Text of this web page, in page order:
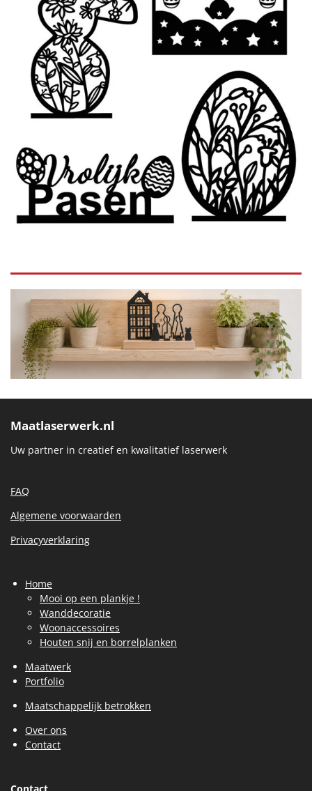
Maatlaserwerk.nl
Uw partner in creatief en kwalitatief laserwerk
FAQ
Algemene voorwaarden
Privacyverklaring
Home
Mooi op een plankje !
Wanddecoratie
Woonaccessoires
Houten snij en borrelplanken
Maatwerk
Portfolio
Maatschappelijk betrokken
Over ons
Contact